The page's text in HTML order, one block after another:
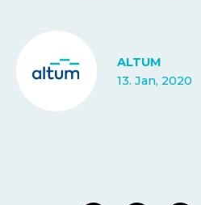
ALTUM
13. Jan, 2020